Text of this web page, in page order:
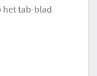
het tab-blad